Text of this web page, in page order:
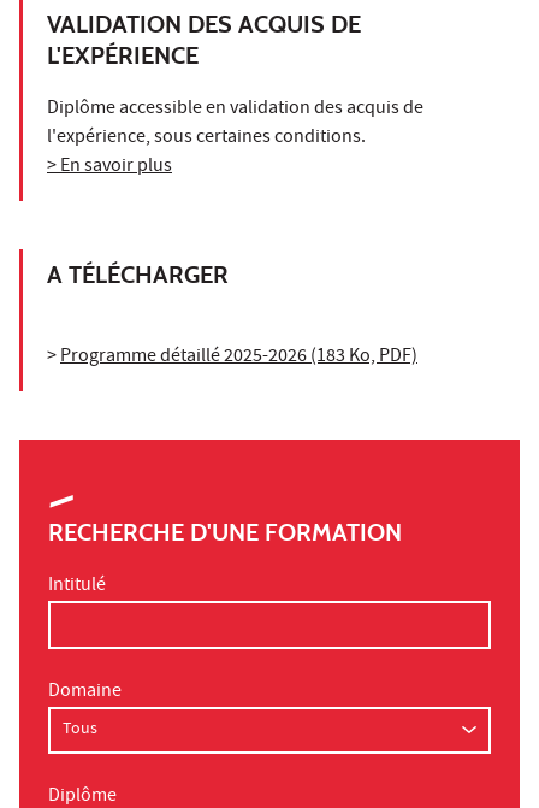
VALIDATION DES ACQUIS DE
L'EXPÉRIENCE
Diplôme accessible en validation des acquis de
l'expérience, sous certaines conditions.
> En savoir plus
A TÉLÉCHARGER
>Programme détaillé 2025-2026 (183 Ko, PDF)
RECHERCHE D'UNE FORMATION
Intitulé
Domaine
Diplôme